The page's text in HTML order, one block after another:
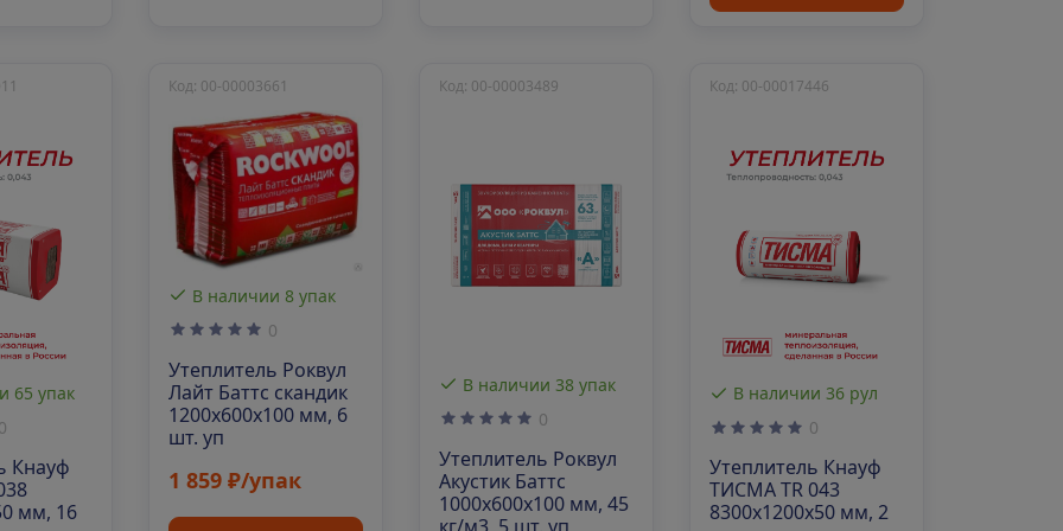
65 упак
Кнауф
мм, 16
В наличии 8 упак
Код: 00-00003661
0
Утеплитель Роквул
Лайт Баттс скандик
1200х600х100 мм, 6
шт. уп
1 859 ₽/упак
В наличии 38 упак
Код: 00-00003489
0
Утеплитель Роквул
Акустик Баттс
1000х600х100 мм, 45
В наличии 36 рул
Код: 00-00017446
0
Утеплитель Кнауф
ТИСМА TR 043
8300х1200х50 мм, 2